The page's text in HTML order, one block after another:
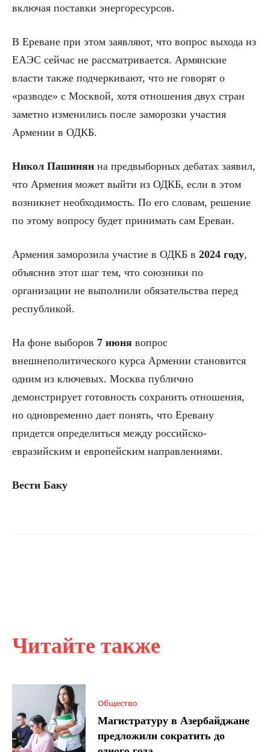
Читайте также
Общество
Магистратуру в Азербайджане
предложили сократить до
включая поставки энергоресурсов.
В Ереване при этом заявляют, что вопрос выхода из
ЕАЭС сейчас не рассматривается. Армянские
власти также подчеркивают, что не говорят о
«разводе» с Москвой, хотя отношения двух стран
заметно изменились после заморозки участия
Армении в ОДКБ.
Никол Пашинян на предвыборных дебатах заявил,
что Армения может выйти из ОДКБ, если в этом
возникнет необходимость. По его словам, решение
по этому вопросу будет принимать сам Ереван.
Армения заморозила участие в ОДКБ в 2024 году,
объяснив этот шаг тем, что союзники по
организации не выполнили обязательства перед
республикой.
На фоне выборов 7 июня вопрос
внешнеполитического курса Армении становится
одним из ключевых. Москва публично
демонстрирует готовность сохранить отношения,
но одновременно дает понять, что Еревану
придется определиться между российско-
евразийским и европейским направлениями.
Вести Баку